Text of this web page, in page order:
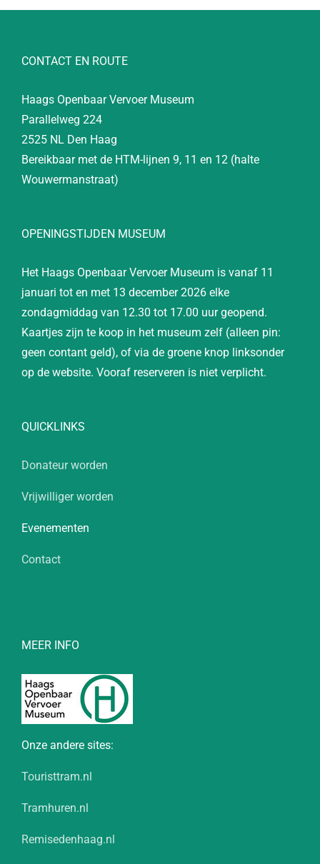
CONTACT EN ROUTE
Haags Openbaar Vervoer Museum
Parallelweg 224
2525 NL Den Haag
Bereikbaar met de HTM-lijnen 9, 11 en 12 (halte
Wouwermanstraat)
OPENINGSTIJDEN MUSEUM
Het Haags Openbaar Vervoer Museum is vanaf 11
januari tot en met 13 december 2026 elke
zondagmiddag van 12.30 tot 17.00 uur geopend.
Kaartjes zijn te koop in het museum zelf (alleen pin:
geen contant geld), of via de groene knop linksonder
op de website. Vooraf reserveren is niet verplicht.
QUICKLINKS
Donateur worden
Vrijwilliger worden
Evenementen
Contact
MEER INFO
Onze andere sites:
Touristtram.nl
Tramhuren.nl
Remisedenhaag.nl